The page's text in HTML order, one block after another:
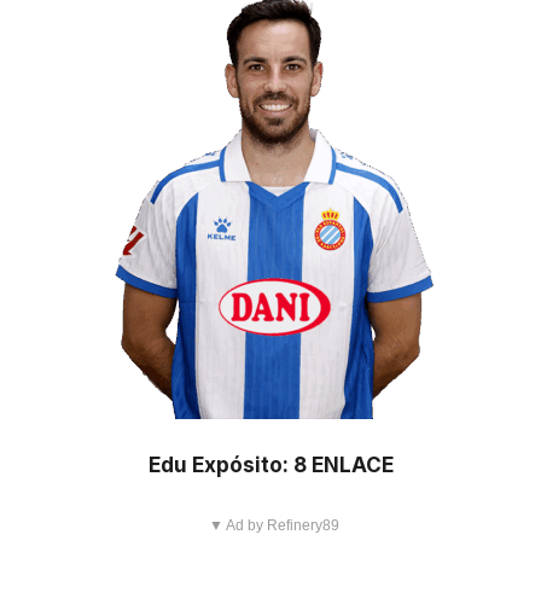
Edu Expósito: 8 ENLACE
▼ Ad by Refinery89